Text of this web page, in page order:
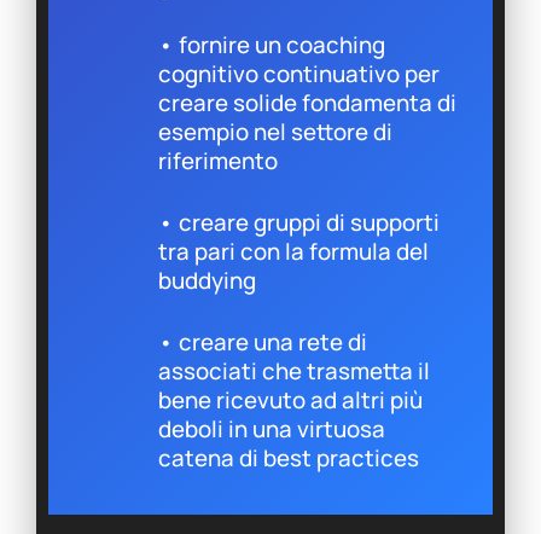
• fornire un coaching
cognitivo continuativo per
creare solide fondamenta di
esempio nel settore di
riferimento
• creare gruppi di supporti
tra pari con la formula del
buddying
• creare una rete di
associati che trasmetta il
bene ricevuto ad altri più
deboli in una virtuosa
catena di best practices